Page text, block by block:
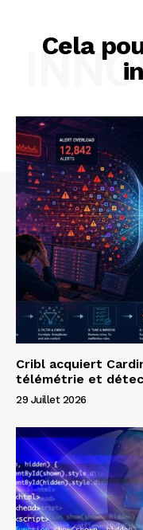
Cela
Cribl acquiert
télémétrie et
29 Juillet 2026